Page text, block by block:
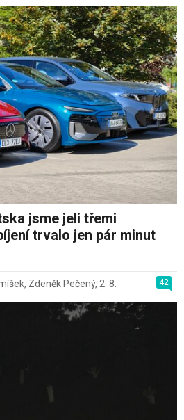
jsme jeli třemi
trvalo jen pár minut
42
, Zdeněk Pečený, 2. 8.